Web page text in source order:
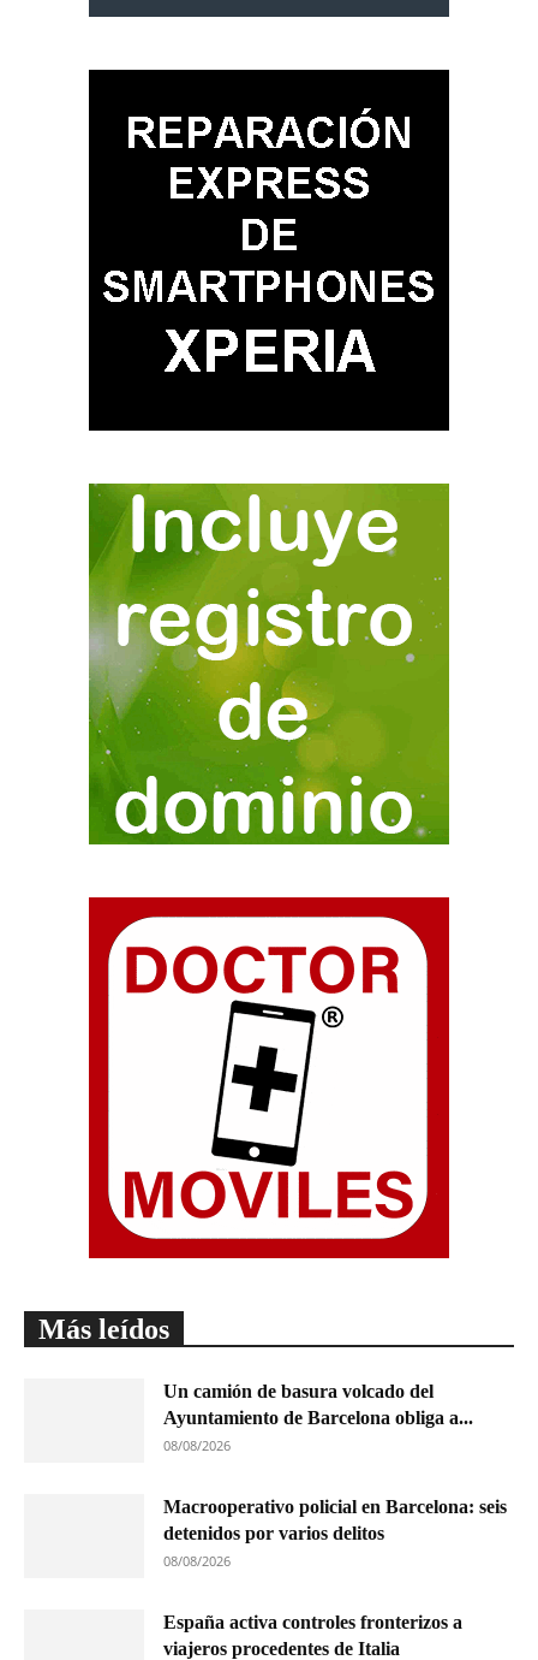
Más leídos
Un camión de basura volcado del
Ayuntamiento de Barcelona obliga a...
08/08/2026
Macrooperativo policial en Barcelona: seis
detenidos por varios delitos
08/08/2026
España activa controles fronterizos a
viajeros procedentes de Italia